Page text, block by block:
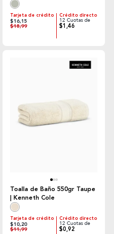
Tarjeta de crédito
$16,15
$18,99
Crédito directo
12 Cuotas de
$1,46
Toalla de Baño 550gr Taupe
| Kenneth Cole
Tarjeta de crédito
$10,20
$11,99
Crédito directo
12 Cuotas de
$0,92